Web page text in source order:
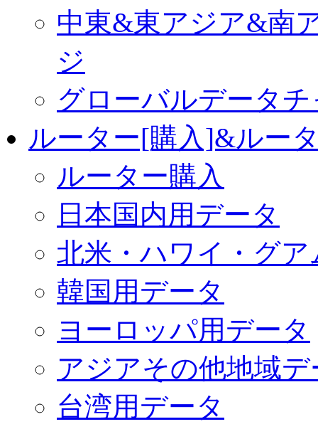
中東&東アジア&南
ジ
グローバルデータ
ルーター[購入]&ルー
ルーター購入
日本国内用データ
北米・ハワイ・グ
韓国用データ
ヨーロッパ用データ
アジアその他地域デ
台湾用データ